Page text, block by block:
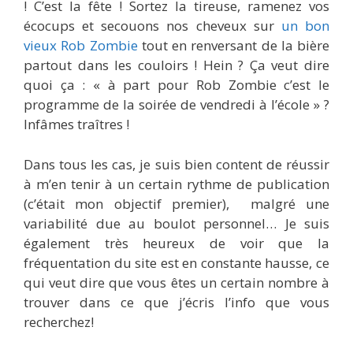
! C’est la fête ! Sortez la tireuse, ramenez vos
écocups et secouons nos cheveux sur un bon
vieux Rob Zombietout en renversant de la bière
partout dans les couloirs ! Hein ? Ça veut dire
quoi ça : « à part pour Rob Zombie c’est le
programme de la soirée de vendredi à l’école » ?
Infâmes traîtres !
Dans tous les cas, je suis bien content de réussir
à m’en tenir à un certain rythme de publication
(c’était mon objectif premier), malgré une
variabilité due au boulot personnel… Je suis
également très heureux de voir que la
fréquentation du site est en constante hausse, ce
qui veut dire que vous êtes un certain nombre à
trouver dans ce que j’écris l’info que vous
recherchez!